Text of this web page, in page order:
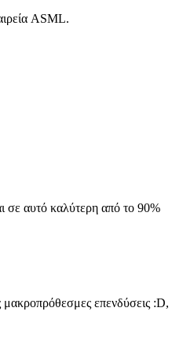
ASML.
σε αυτό καλύτερη από το 90%
μακροπρόθεσμες επενδύσεις :D,